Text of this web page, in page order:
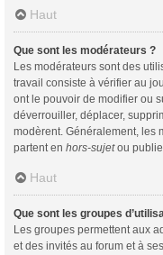
Haut
Que sont les modérateurs ?
Les modérateurs sont des
travail consiste à vérifier au
ont le pouvoir de modifier ou
déverrouiller, déplacer,
modèrent. Généralement, les
partent en hors-sujetou
Haut
Que sont les groupes
Les groupes permettent aux
et des invités au forum et à